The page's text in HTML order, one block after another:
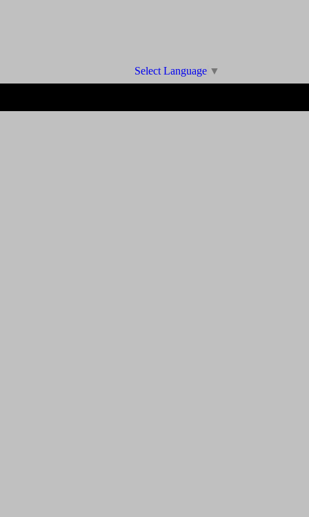
Select Language ▼